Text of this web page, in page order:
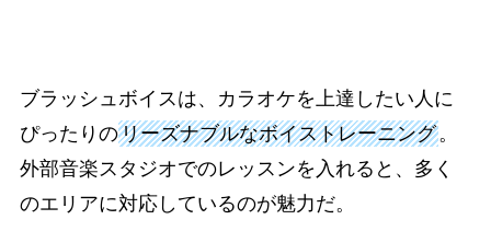
ブラッシュボイスは、カラオケを上達したい人に
ぴったりのリーズナブルなボイストレーニング。
外部音楽スタジオでのレッスンを入れると、多く
のエリアに対応しているのが魅力だ。